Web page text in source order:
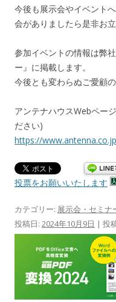
今後も展示会やイベント
会がありましたら是非お立
参加イベントの情報は弊
ー』に掲載します。
今後とも変わらぬご愛顧
アンテナハウスWebペー
ださい)
https://
投票をお願いいたします
カテゴリー: 展示会・セミナ
投稿日: 2024年10月9日 | 投